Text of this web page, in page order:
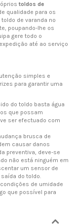
toldos de
qualidade para os
de varanda no
poupando-lhe os
gere todo o
até ao serviço
simples e
para garantir uma
do toldo basta água
que possam
ser efectuado com
brusca de
causar danos
preventiva, deve-se
não está ninguém em
um sensor de
do toldo.
de umidade
que possível para